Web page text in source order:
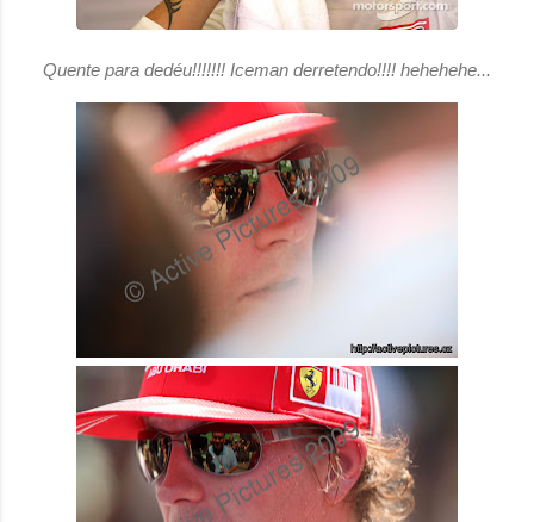
Quente para dedéu!!!!!!! Iceman derretendo!!!! hehehehe...